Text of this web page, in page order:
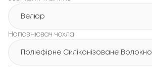
Велюр
Наповнювач чохла
Поліефірне Силіконізоване Волокно